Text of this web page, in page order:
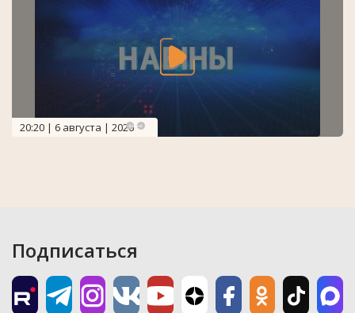
20:20 | 6 августа | 2026
Подписаться